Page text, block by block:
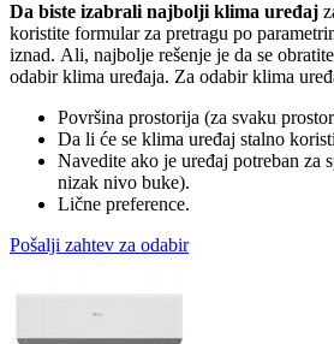
Da biste izabrali najbolji klima uređaj
koristite formular za pretragu po
iznad. Ali, najbolje rešenje je da se
odabir klima uređaja. Za odabir klima
Površina prostorija (za svaku
Da li će se klima uređaj stalno
Navedite ako je uređaj potreban za
nizak nivo buke).
Lične preference.
Pošalji zahtev za odabir